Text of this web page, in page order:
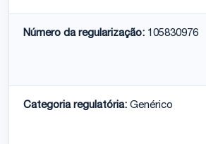
Número da regularização: 105830976
Categoria regulatória: Genérico